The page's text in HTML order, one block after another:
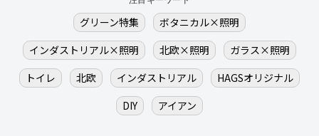
グリーン特集
ボタニカル×照明
インダストリアル×照明
北欧×照明
ガラス×照明
トイレ
北欧 インダストリアル
HAGSオリジナル
DIY
アイアン